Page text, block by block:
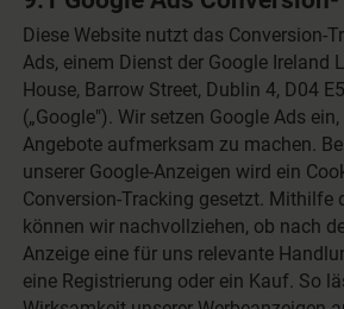
Diese Website nutzt das Conversion-
Ads, einem Dienst der Google Ireland
House, Barrow Street, Dublin 4, D04
(„Google"). Wir setzen Google Ads
Angebote aufmerksam zu machen.
unserer Google-Anzeigen wird ein
Conversion-Tracking gesetzt. Mithilfe
können wir nachvollziehen, ob nach
Anzeige eine für uns relevante
eine Registrierung oder ein Kauf. So